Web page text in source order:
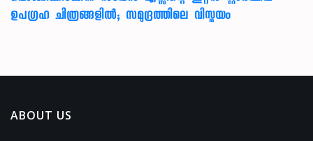
ഉപഗ്രഹ ചിത്രങ്ങളിൽ; സമുദ്രത്തിലെ വിസ്മയം
ABOUT US